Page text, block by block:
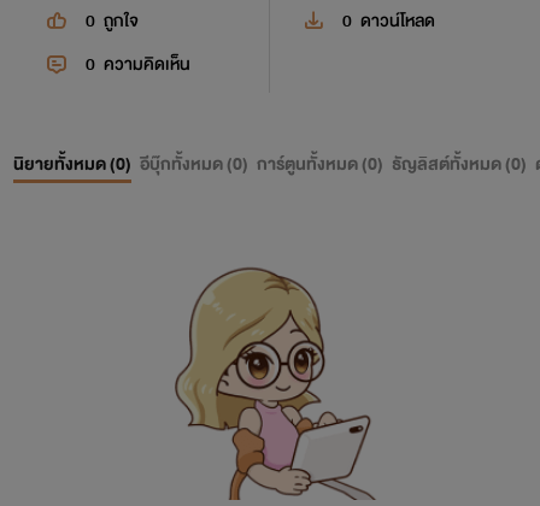
0 ถูกใจ 0 ดาวน์โหลด
0 ความคิดเห็น
นิยายทั้งหมด (0) อีบุ๊กทั้งหมด (0) การ์ตูนทั้งหมด (0) ธัญลิสต์ทั้งหมด (0)